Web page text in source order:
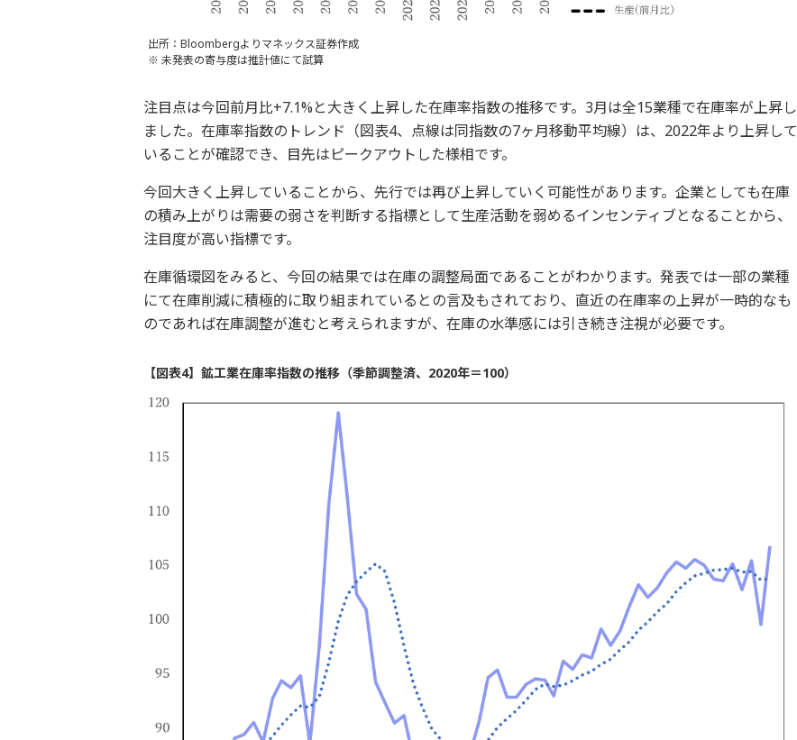
出所：Bloombergよりマネックス証券作成
※ 未発表の寄与度は推計値にて試算
注目点は今回前月比+7.1%と大きく上昇した在庫率指数の推移です。3月は全15業種で在庫率が上昇し
ました。在庫率指数のトレンド（図表4、点線は同指数の7ヶ月移動平均線）は、2022年より上昇して
いることが確認でき、目先はピークアウトした様相です。
今回大きく上昇していることから、先行では再び上昇していく可能性があります。企業としても在庫
の積み上がりは需要の弱さを判断する指標として生産活動を弱めるインセンティブとなることから、
注目度が高い指標です。
在庫循環図をみると、今回の結果では在庫の調整局面であることがわかります。発表では一部の業種
にて在庫削減に積極的に取り組まれているとの言及もされており、直近の在庫率の上昇が一時的なも
のであれば在庫調整が進むと考えられますが、在庫の水準感には引き続き注視が必要です。
【図表4】鉱工業在庫率指数の推移（季節調整済、2020年＝100）